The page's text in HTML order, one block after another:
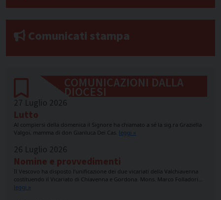
Comunicati stampa
COMUNICAZIONI DALLA
DIOCESI
27 Luglio 2026
Lutto
Al compiersi della domenica il Signore ha chiamato a sé la sig.ra Graziella
Valgoi, mamma di don Gianluca Dei Cas. leggi »
26 Luglio 2026
Nomine e provvedimenti
Il Vescovo ha disposto l’unificazione dei due vicariati della Valchiavenna
costituendo il Vicariato di Chiavenna e Gordona. Mons. Marco Folladori…
leggi »